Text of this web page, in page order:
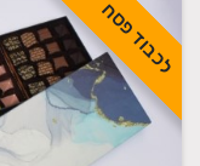
לכבוד פסח